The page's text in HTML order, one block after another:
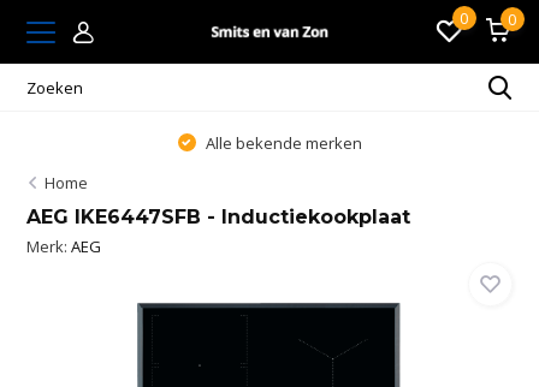
0 0
Alle bekende merken
Home
AEG IKE6447SFB - Inductiekookplaat
Merk:AEG